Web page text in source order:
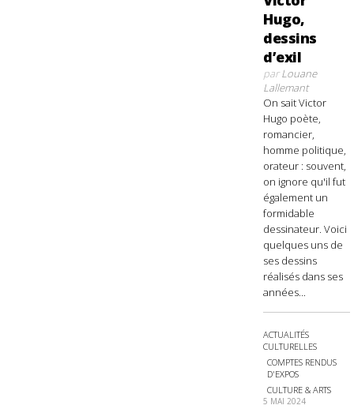
Hugo,
dessins
d’exil
parLouane
Lallemant
On sait Victor
Hugo poète,
romancier,
homme politique,
orateur : souvent,
on ignore qu'il fut
également un
formidable
dessinateur. Voici
quelques uns de
ses dessins
réalisés dans ses
années...
ACTUALITÉS
CULTURELLES
COMPTES RENDUS
D'EXPOS
CULTURE & ARTS
5 MAI 2024